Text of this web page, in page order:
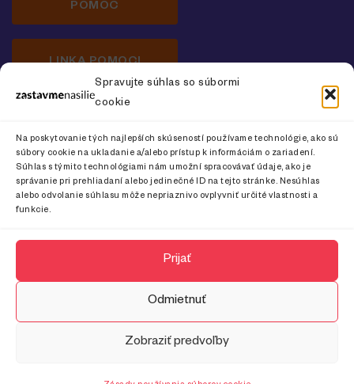
Spravujte súhlas so súbormi
cookie
Na poskytovanie tých najlepších skúseností používame technológie, ako sú
súbory cookie na ukladanie a/alebo prístup k informáciám o zariadení.
Súhlas s týmito technológiami nám umožní spracovávať údaje, ako je
správanie pri prehliadaní alebo jedinečné ID na tejto stránke. Nesúhlas
alebo odvolanie súhlasu môže nepriaznivo ovplyvniť určité vlastnosti a
funkcie.
Prijať
Odmietnuť
Zobraziť predvoľby
POMOC
LINKA POMOCI
Newsletter o prevencii násilia na ženách
CHCEM ODOBERAŤ